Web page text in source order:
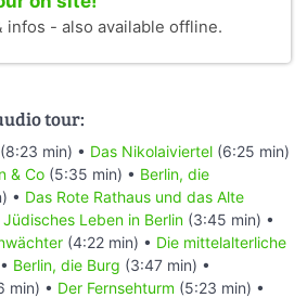
infos - also available offline.
tour:
(8:23 min) • Das Nikolaiviertel (6:25 min)
& Co (5:35 min) • Berlin, die
• Das Rote Rathaus und das Alte
Jüdisches Leben in Berlin (3:45 min) •
(4:22 min) • Die mittelalterliche
Berlin, die Burg (3:47 min) •
min) • Der Fernsehturm (5:23 min) •